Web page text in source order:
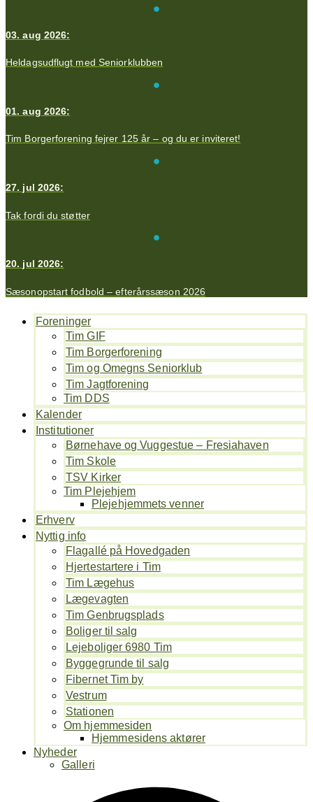
03. aug 2026:
Heldagsudflugt med Seniorklubben
01. aug 2026:
Tim Borgerforening fejrer 125 år – og du er inviteret!
27. jul 2026:
Tak fordi du støtter
20. jul 2026:
Sæsonopstart fodbold – efterårssæson 2026
Foreninger
Tim GIF
Tim Borgerforening
Tim og Omegns Seniorklub
Tim Jagtforening
Tim DDS
Kalender
Institutioner
Børnehave og Vuggestue – Fresiahaven
Tim Skole
TSV Kirker
Tim Plejehjem
Plejehjemmets venner
Erhverv
Nyttig info
Flagallé på Hovedgaden
Hjertestartere i Tim
Tim Lægehus
Lægevagten
Tim Genbrugsplads
Boliger til salg
Lejeboliger 6980 Tim
Byggegrunde til salg
Fibernet Tim by
Vestrum
Stationen
Om hjemmesiden
Hjemmesidens aktører
Nyheder
Galleri